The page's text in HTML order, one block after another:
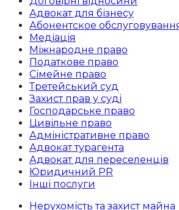
Адвокат для бізнесу
Абoнентское
Медіація
Міжнародне право
Податкове право
Сімейне право
Третейський суд
Захист прав у суді
Господарське право
Цивільне право
Адміністративне право
Адвокат турагента
Адвокат для переселенців
Юридичний PR
Інші послуги
Нерухомість та захист майна